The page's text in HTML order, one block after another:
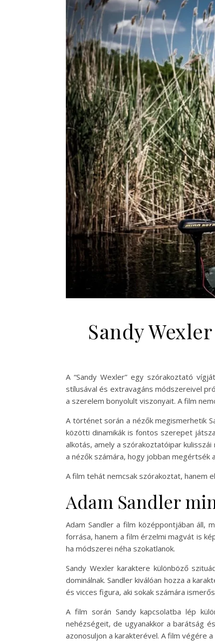
Sandy
A “Sandy Wexler” egy szórakoztató
stílusával és extravagáns módszereivel
a szerelem bonyolult viszonyait. A film
A történet során a nézők megismerhetik
közötti dinamikák is fontos szerepet
alkotás, amely a szórakoztatóipar
a nézők számára, hogy jobban megértsék
A film tehát nemcsak szórakoztat, hanem
Adam Sandler
Adam Sandler a film középpontjában áll,
forrása, hanem a film érzelmi magvát is
ha módszerei néha szokatlanok.
Sandy Wexler karaktere különböző
dominálnak. Sandler kiválóan hozza a
és vicces figura, aki sokak számára
A film során Sandy kapcsolatba lép
nehézségeit, de ugyanakkor a barátság
azonosuljon a karakterével. A film végére